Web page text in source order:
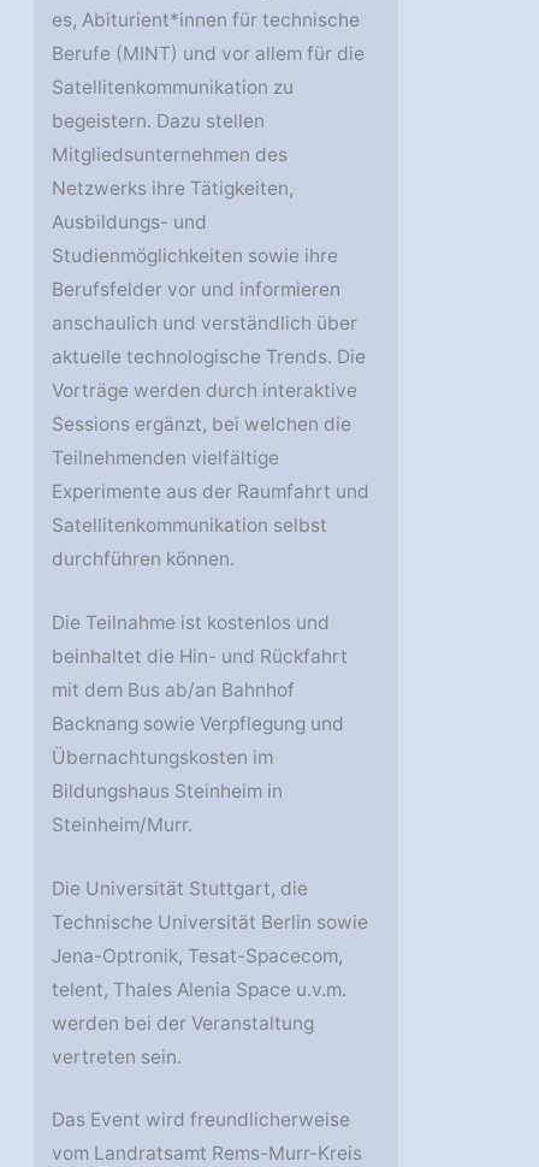
es, Abiturient*innen für technische
Berufe (MINT) und vor allem für die
Satellitenkommunikation zu
begeistern. Dazu stellen
Mitgliedsunternehmen des
Netzwerks ihre Tätigkeiten,
Ausbildungs- und
Studienmöglichkeiten sowie ihre
Berufsfelder vor und informieren
anschaulich und verständlich über
aktuelle technologische Trends. Die
Vorträge werden durch interaktive
Sessions ergänzt, bei welchen die
Teilnehmenden vielfältige
Experimente aus der Raumfahrt und
Satellitenkommunikation selbst
durchführen können.
Die Teilnahme ist kostenlos und
beinhaltet die Hin- und Rückfahrt
mit dem Bus ab/an Bahnhof
Backnang sowie Verpflegung und
Übernachtungskosten im
Bildungshaus Steinheim in
Steinheim/Murr.
Die Universität Stuttgart, die
Technische Universität Berlin sowie
Jena-Optronik, Tesat-Spacecom,
telent, Thales Alenia Space u.v.m.
werden bei der Veranstaltung
vertreten sein.
Das Event wird freundlicherweise
vom Landratsamt Rems-Murr-Kreis